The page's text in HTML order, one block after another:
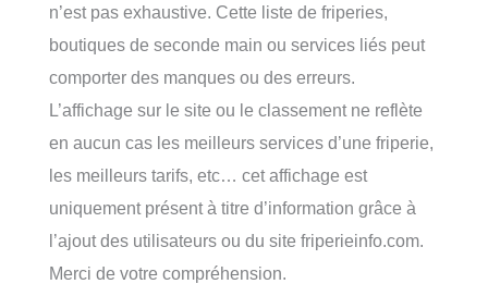
n’est pas exhaustive. Cette liste de friperies,
boutiques de seconde main ou services liés peut
comporter des manques ou des erreurs.
L’affichage sur le site ou le classement ne reflète
en aucun cas les meilleurs services d’une friperie,
les meilleurs tarifs, etc… cet affichage est
uniquement présent à titre d’information grâce à
l’ajout des utilisateurs ou du site friperieinfo.com.
Merci de votre compréhension.